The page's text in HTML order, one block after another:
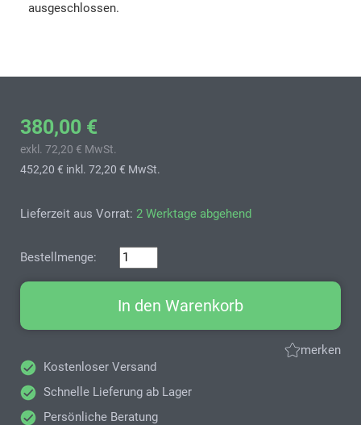
ausgeschlossen.
380,00 €
exkl. 72,20 € MwSt.
452,20 € inkl. 72,20 € MwSt.
Lieferzeit aus Vorrat: 2 Werktage abgehend
Bestellmenge:
In den Warenkorb
merken
Kostenloser Versand
Schnelle Lieferung ab Lager
Persönliche Beratung